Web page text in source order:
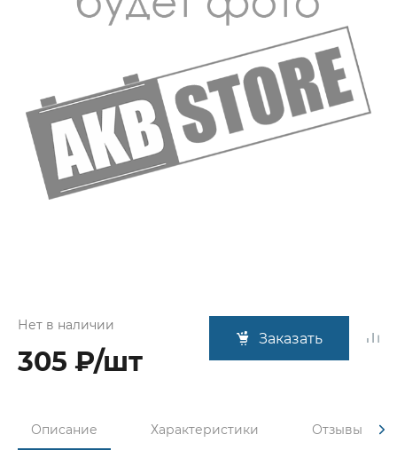
Нет в наличии
305 ₽/шт
Заказать
Описание Характеристики Отзывы